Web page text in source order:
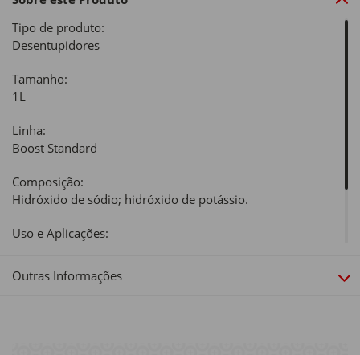
Tipo de produto:
Desentupidores
Tamanho:
1L
Linha:
Boost Standard
Composição:
Hidróxido de sódio; hidróxido de potássio.
Uso e Aplicações:
Adequado para lava-loiças, lavatórios, bases de chuveiro,
Outras Informações